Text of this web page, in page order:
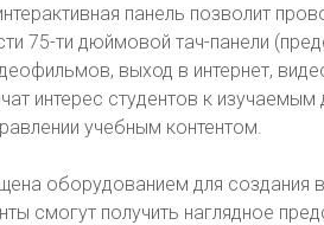
панель позволит
75-ти дюймовой тач-панели
выход в интернет,
интерес студентов к
учебным контентом.
оборудованием для создания
смогут получить наглядное